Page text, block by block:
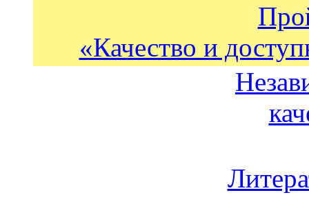
«Качество и